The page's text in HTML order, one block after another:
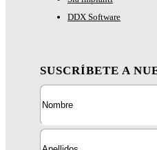
DDX Software
SUSCRÍBETE A